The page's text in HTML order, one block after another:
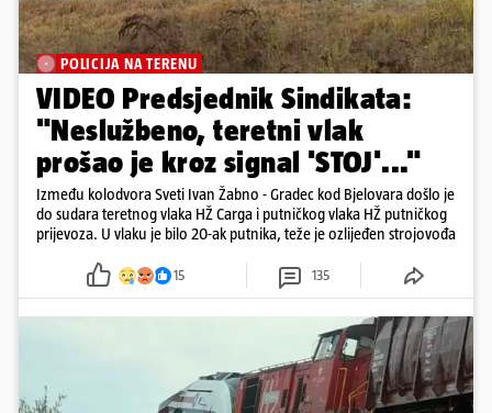
POLICIJA NA TERENU
VIDEO Predsjednik Sindikata:
"Neslužbeno, teretni vlak
prošao je kroz signal 'STOJ'..."
Između kolodvora Sveti Ivan Žabno - Gradec kod Bjelovara došlo je
do sudara teretnog vlaka HŽ Carga i putničkog vlaka HŽ putničkog
prijevoza. U vlaku je bilo 20-ak putnika, teže je ozlijeđen strojovođa
15 135